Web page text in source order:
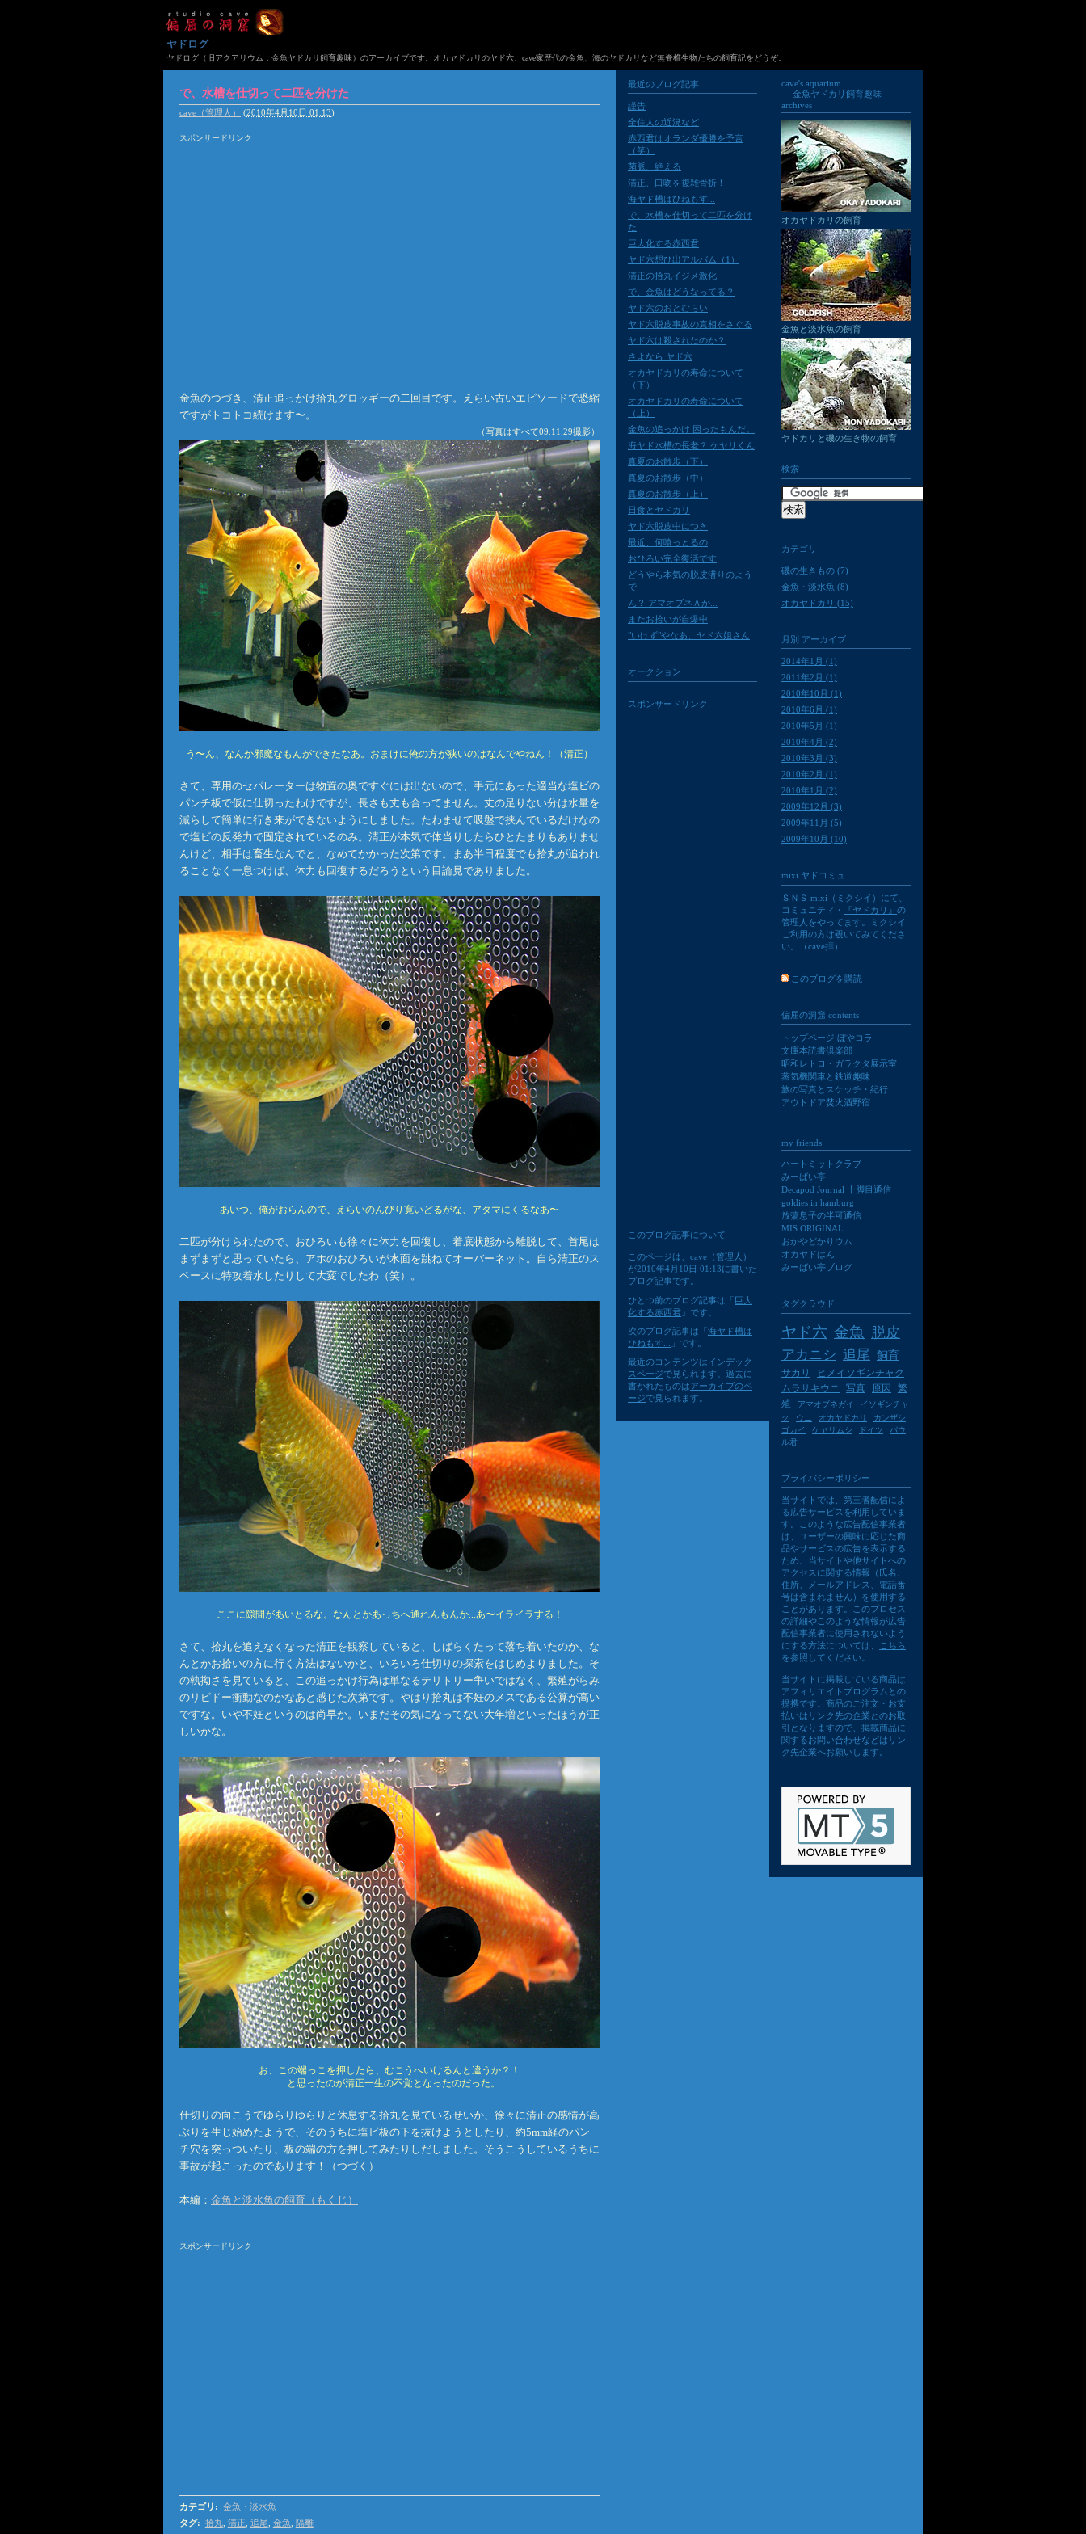
ヤドログ
ヤドログ（旧アクアリウム：金魚ヤドカリ飼育趣味）のアーカイブです。オカヤドカリのヤド六、cave家歴代の金魚、海のヤドカリなど無脊椎生物たちの飼育記をどうぞ。
で、水槽を仕切って二匹を分けた
cave（管理人） (2010年4月10日 01:13)
スポンサードリンク
金魚のつづき、清正追っかけ拾丸グロッギーの二回目です。えらい古いエピソードで恐縮
ですがトコトコ続けます〜。
（写真はすべて09.11.29撮影）
う〜ん、なんか邪魔なもんができたなあ。おまけに俺の方が狭いのはなんでやねん！（清正）
さて、専用のセパレーターは物置の奥ですぐには出ないので、手元にあった適当な塩ビの
パンチ板で仮に仕切ったわけですが、長さも丈も合ってません。丈の足りない分は水量を
減らして簡単に行き来ができないようにしました。たわませて吸盤で挟んでいるだけなの
で塩ビの反発力で固定されているのみ。清正が本気で体当りしたらひとたまりもありませ
んけど、相手は畜生なんでと、なめてかかった次第です。まあ半日程度でも拾丸が追われ
ることなく一息つけば、体力も回復するだろうという目論見でありました。
あいつ、俺がおらんので、えらいのんびり寛いどるがな、アタマにくるなあ〜
二匹が分けられたので、おひろいも徐々に体力を回復し、着底状態から離脱して、首尾は
まずまずと思っていたら、アホのおひろいが水面を跳ねてオーバーネット。自ら清正のス
ペースに特攻着水したりして大変でしたわ（笑）。
ここに隙間があいとるな。なんとかあっちへ通れんもんか...あ〜イライラする！
さて、拾丸を追えなくなった清正を観察していると、しばらくたって落ち着いたのか、な
んとかお拾いの方に行く方法はないかと、いろいろ仕切りの探索をはじめよりました。そ
の執拗さを見ていると、この追っかけ行為は単なるテリトリー争いではなく、繁殖がらみ
のリピドー衝動なのかなあと感じた次第です。やはり拾丸は不妊のメスである公算が高い
ですな。いや不妊というのは尚早か。いまだその気になってない大年増といったほうが正
しいかな。
お、この端っこを押したら、むこうへいけるんと違うか？！
...と思ったのが清正一生の不覚となったのだった。
仕切りの向こうでゆらりゆらりと休息する拾丸を見ているせいか、徐々に清正の感情が高
ぶりを生じ始めたようで、そのうちに塩ビ板の下を抜けようとしたり、約5mm経のパン
チ穴を突っついたり、板の端の方を押してみたりしだしました。そうこうしているうちに
事故が起こったのであります！（つづく）
本編： 金魚と淡水魚の飼育（もくじ）
スポンサードリンク
カテゴリ : 金魚・淡水魚
タグ: 拾丸, 清正, 追尾, 金魚, 隔離
cave's aquarium
— 金魚ヤドカリ飼育趣味 —
archives
オカヤドカリの飼育
金魚と淡水魚の飼育
ヤドカリと磯の生き物の飼育
検索
カテゴリ
磯の生きもの (7)
金魚・淡水魚 (8)
オカヤドカリ (15)
月別 アーカイブ
2014年1月 (1)
2011年2月 (1)
2010年10月 (1)
2010年6月 (1)
2010年5月 (1)
2010年4月 (2)
2010年3月 (3)
2010年2月 (1)
2010年1月 (2)
2009年12月 (3)
2009年11月 (5)
2009年10月 (10)
mixi ヤドコミュ
ＳＮＳ mixi（ミクシイ）にて、
コミュニティ・
『ヤドカリ』 の
管理人をやってます。ミクシイ
ご利用の方は覗いてみてくださ
い。（cave拝）
このブログを購読
偏屈の洞窟 contents
トップページ ぼやコラ
文庫本読書倶楽部
昭和レトロ・ガラクタ展示室
蒸気機関車と鉄道趣味
旅の写真とスケッチ・紀行
アウトドア焚火酒野宿
my friends
ハートミットクラブ
みーばい亭
Decapod Journal 十脚目通信
goldies in hamburg
放蕩息子の半可通信
MIS ORIGINAL
おかやどかりウム
オカヤドはん
みーばい亭ブログ
タグクラウド
ヤド六 金魚 脱皮
アカニシ 追尾 飼育
サカリ
ヒメイソギンチャク
ムラサキウニ
写真 原因
繁
殖
アマオブネガイ
イソギンチャ
ク
ウニ オカヤドカリ
カンザシ
ゴカイ
ケヤリムシ ドイツ
パウ
ル君
プライバシーポリシー
当サイトでは、第三者配信によ
る広告サービスを利用していま
す。このような広告配信事業者
は、ユーザーの興味に応じた商
品やサービスの広告を表示する
ため、当サイトや他サイトへの
アクセスに関する情報（氏名、
住所、メールアドレス、電話番
号は含まれません）を使用する
ことがあります。このプロセス
の詳細やこのような情報が広告
配信事業者に使用されないよう
にする方法については、
こちら
を参照してください。
当サイトに掲載している商品は
アフィリエイトプログラムとの
提携です。商品のご注文・お支
払いはリンク先の企業とのお取
引となりますので、掲載商品に
関するお問い合わせなどはリン
ク先企業へお願いします。
最近のブログ記事
謹告
全住人の近況など
赤西君はオランダ優勝を予言
（笑）
菌脈、絶える
清正、口吻を複雑骨折！
海ヤド槽はひねもす...
で、水槽を仕切って二匹を分け
た
巨大化する赤西君
ヤド六想ひ出アルバム（1）
清正の拾丸イジメ激化
で、金魚はどうなってる？
ヤド六のおとむらい
ヤド六脱皮事故の真相をさぐる
ヤド六は殺されたのか？
さよなら ヤド六
オカヤドカリの寿命について
（下）
オカヤドカリの寿命について
（上）
金魚の追っかけ 困ったもんだ。
海ヤド水槽の長老？ ケヤリくん
真夏のお散歩（下）
真夏のお散歩（中）
真夏のお散歩（上）
日食とヤドカリ
ヤド六脱皮中につき
最近、何喰っとるの
おひろい完全復活です
どうやら本気の脱皮潜りのよう
で
ん？ アマオブネＡが...
またお拾いが自爆中
"いけず"やなあ、ヤド六姐さん
オークション
スポンサードリンク
このブログ記事について
このページは、 cave（管理人）
が2010年4月10日 01:13に書いた
ブログ記事です。
ひとつ前のブログ記事は「巨大
化する赤西君 」です。
次のブログ記事は「海ヤド槽は
ひねもす...
」です。
最近のコンテンツはインデック
スページで見られます。過去に
書かれたものはアーカイブのペ
ージで見られます。